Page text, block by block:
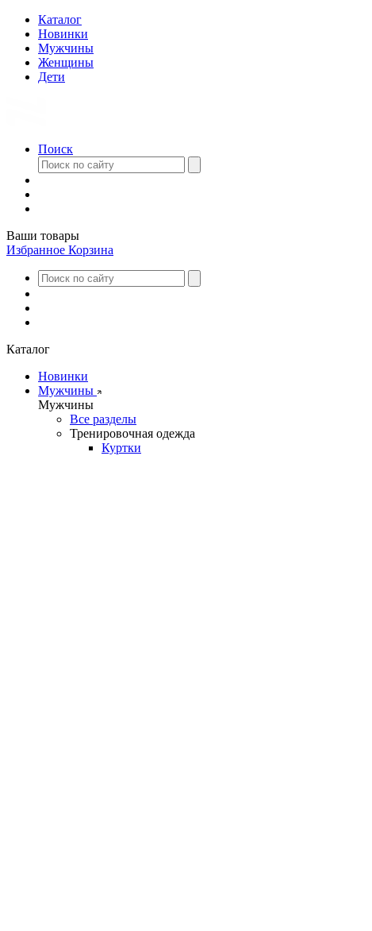
Каталог
Новинки
Мужчины
Женщины
Дети
Поиск
Ваши товары
Избранное Корзина
Каталог
Новинки
Мужчины
Мужчины
Все разделы
Тренировочная одежда
Куртки